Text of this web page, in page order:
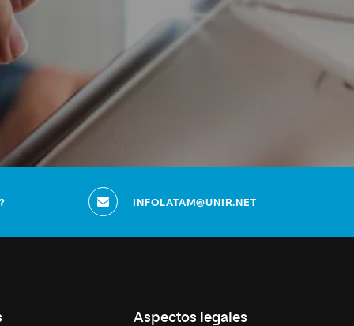
INFOLATAM@UNIR.NET
Aspectos legales